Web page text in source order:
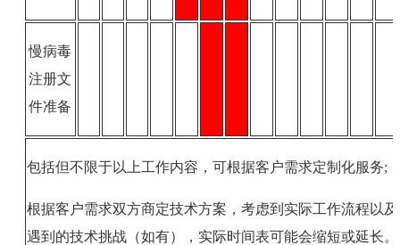
慢病毒
注册文
件准备
包括但不限于以上工作内容，可根据客户需求定制化服务;
根据客户需求双方商定技术方案，考虑到实际工作流程以及
遇到的技术挑战（如有），实际时间表可能会缩短或延长。